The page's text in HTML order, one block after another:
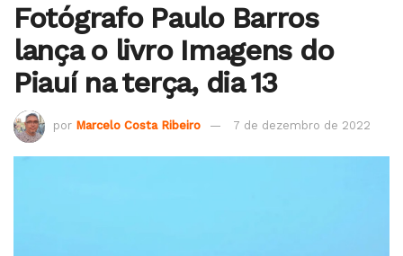
Fotógrafo Paulo Barros
lança o livro Imagens do
Piauí na terça, dia 13
por Marcelo Costa Ribeiro 7 de dezembro de 2022